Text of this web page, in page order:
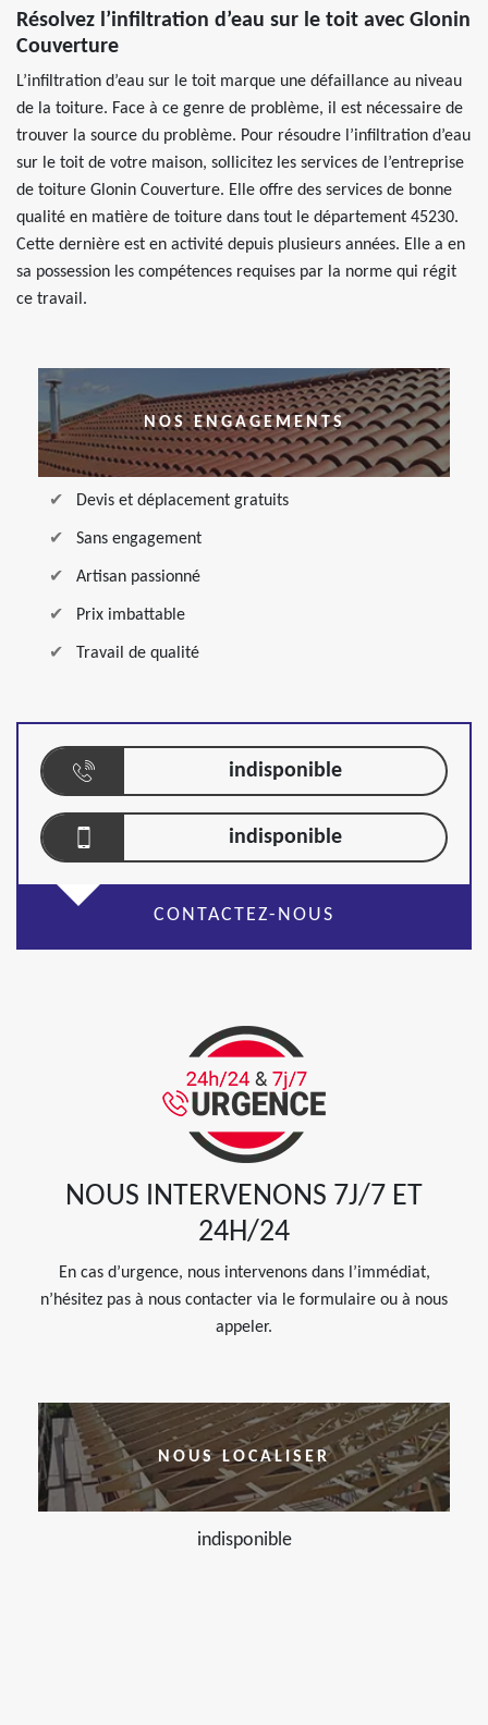
Résolvez l’infiltration d’eau sur le toit avec Glonin
Couverture
L’infiltration d’eau sur le toit marque une défaillance au niveau
de la toiture. Face à ce genre de problème, il est nécessaire de
trouver la source du problème. Pour résoudre l’infiltration d’eau
sur le toit de votre maison, sollicitez les services de l’entreprise
de toiture Glonin Couverture. Elle offre des services de bonne
qualité en matière de toiture dans tout le département 45230.
Cette dernière est en activité depuis plusieurs années. Elle a en
sa possession les compétences requises par la norme qui régit
ce travail.
NOS ENGAGEMENTS
Devis et déplacement gratuits
Sans engagement
Artisan passionné
Prix imbattable
Travail de qualité
indisponible
indisponible
CONTACTEZ-NOUS
NOUS INTERVENONS 7J/7 ET
24H/24
En cas d’urgence, nous intervenons dans l’immédiat,
n’hésitez pas à nous contacter via le formulaire ou à nous
appeler.
NOUS LOCALISER
indisponible